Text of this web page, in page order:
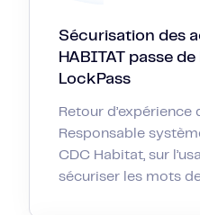
Sécurisation des
HABITAT passe de
LockPass
Retour d’expérience
Responsable
CDC Habitat, sur
sécuriser les mots